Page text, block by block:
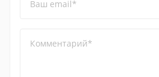
Ваш email*
Комментарий*